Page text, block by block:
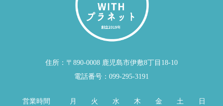
住所：〒890-0008 鹿児島市伊敷8丁目18-10
電話番号：099-295-3191
営業時間 月 火 水 木 金 土 日